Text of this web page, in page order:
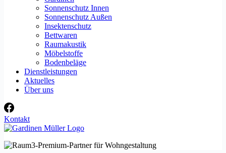
Sonnenschutz Innen
Sonnenschutz Außen
Insektenschutz
Bettwaren
Raumakustik
Möbelstoffe
Bodenbeläge
Dienstleistungen
Aktuelles
Über uns
Kontakt